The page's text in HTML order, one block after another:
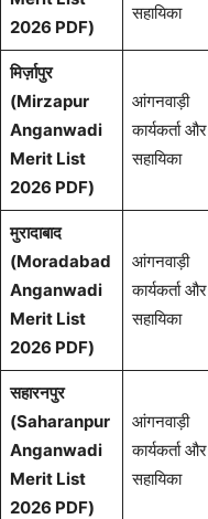
2026 PDF)
सहायिका
मिर्ज़ापुर
(Mirzapur
Anganwadi
Merit List
2026 PDF)
आंगनवाड़ी
कार्यकर्ता और
सहायिका
मुरादाबाद
(Moradabad
Anganwadi
Merit List
2026 PDF)
आंगनवाड़ी
कार्यकर्ता और
सहायिका
सहारनपुर
(Saharanpur
Anganwadi
Merit List
2026 PDF)
आंगनवाड़ी
कार्यकर्ता और
सहायिका